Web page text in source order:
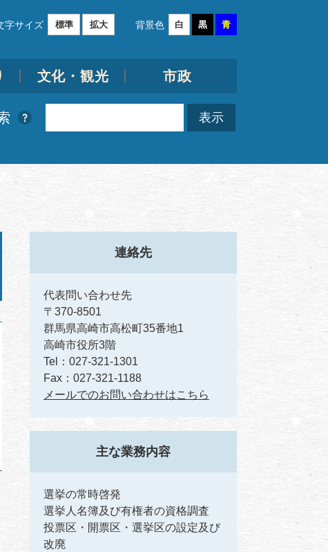
字サイズ 標準 拡大 背景色 白 黒 青
文化・観光 市政
連絡先
代表問い合わせ先
〒370-8501
群馬県高崎市高松町35番地1
高崎市役所3階
Tel：027-321-1301
Fax：027-321-1188
メールでのお問い合わせはこちら
主な業務内容
選挙の常時啓発
選挙人名簿及び有権者の資格調査
投票区・開票区・選挙区の設定及び
改廃